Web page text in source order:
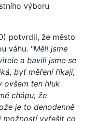
výboru
potvrdil, že město
váhu. "Měli jsme
a bavili jsme se
byť měření říkají,
ovšem ten hluk
chápu, že
je to denodenně
možností vyřešit co